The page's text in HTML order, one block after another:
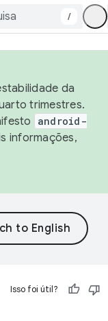
/
da
trimestres.
android-
informações,
Isso foi útil?